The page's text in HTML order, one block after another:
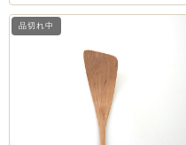
品切れ中